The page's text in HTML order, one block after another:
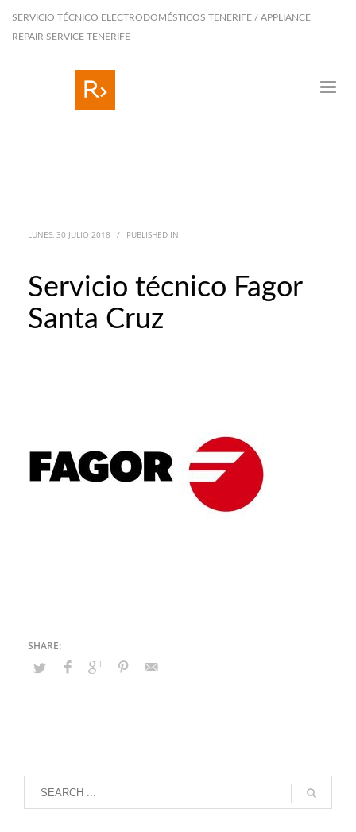
SERVICIO TÉCNICO ELECTRODOMÉSTICOS TENERIFE / APPLIANCE
REPAIR SERVICE TENERIFE
LUNES, 30 JULIO 2018 / PUBLISHED IN
Servicio técnico Fagor
Santa Cruz